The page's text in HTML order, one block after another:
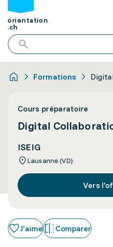
orientation
.ch
Formations
Cours préparatoire
Digital
ISEIG
Lausanne (VD)
Vers
J'aime Comparer